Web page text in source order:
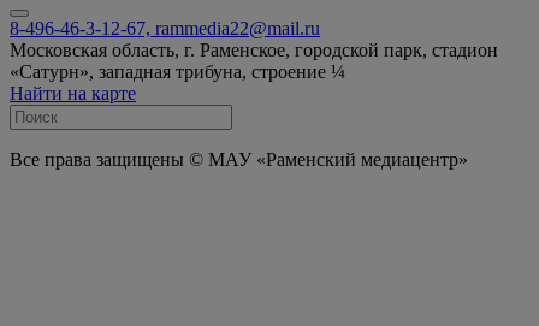
8-496-46-3-12-67, rammedia22@mail.ru
Московская область, г. Раменское, городской парк, стадион
«Сатурн», западная трибуна, строение ¼
Найти на карте
Все права защищены © МАУ «Раменский медиацентр»